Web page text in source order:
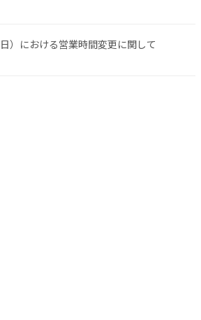
）における営業時間変更に関して